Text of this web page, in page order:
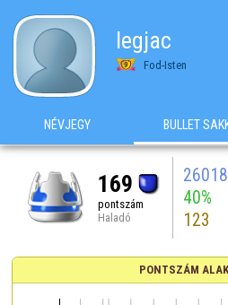
legjac
Fod-Isten
NÉVJEGY BULLET
169
pontszám
Haladó
26018
40%
123
PONTSZÁM